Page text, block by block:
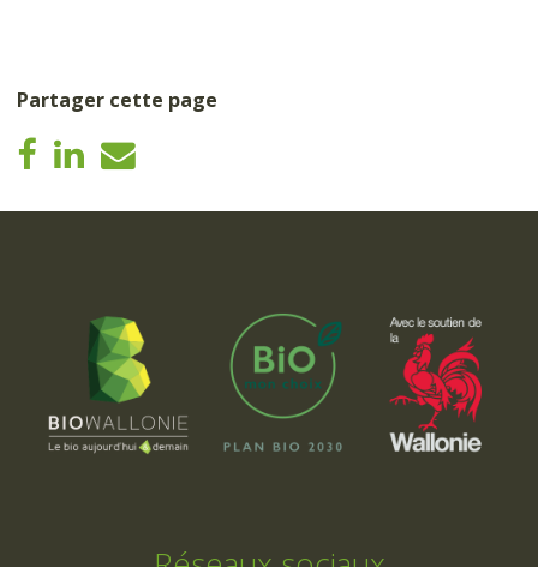
Partager cette page